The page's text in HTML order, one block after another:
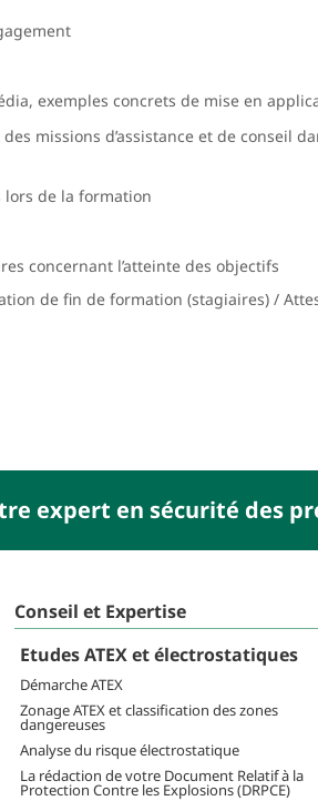
exemples concrets de mise en
missions d’assistance et de conseil
lors de la formation
concernant l’atteinte des objectifs
de fin de formation (stagiaires) /
expert en sécurité des
Conseil et Expertise
Etudes ATEX et électrostatiques
Démarche ATEX
Zonage ATEX et classification des zones
dangereuses
Analyse du risque électrostatique
La rédaction de votre Document Relatif à la
Protection Contre les Explosions (DRPCE)